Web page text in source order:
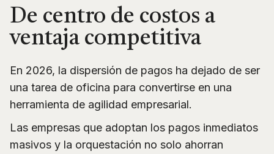
De centro de costos a
ventaja competitiva
En 2026, la dispersión de pagos ha dejado de ser
una tarea de oficina para convertirse en una
herramienta de agilidad empresarial.
Las empresas que adoptan los pagos inmediatos
masivos y la orquestación no solo ahorran